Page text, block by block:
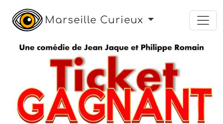
Marseille Curieux
cinéma comédie humour théâtre arts
Le mercredi 8 juillet 2026 à partir de 20h
Ticket gagnant
La Comédie d'Aix,Aix-en-Provence
26 Euros
Réserver une place :